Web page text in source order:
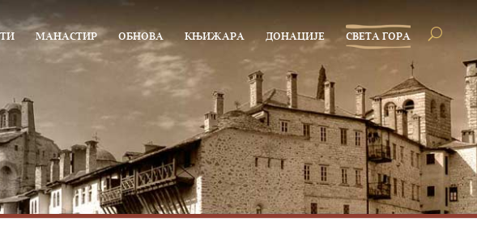
МАНАСТИР ОБНОВА КЊИЖАРА ДОНАЦИЈЕ СВЕТА ГОРА